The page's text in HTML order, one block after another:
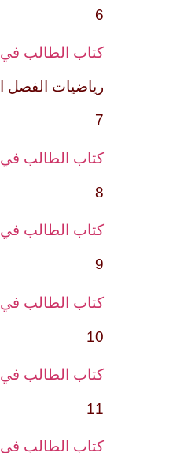
6
كتاب الطالب في
رياضيات الفصل
7
كتاب الطالب في
8
كتاب الطالب في
9
كتاب الطالب في
10
كتاب الطالب في
11
كتاب الطالب في